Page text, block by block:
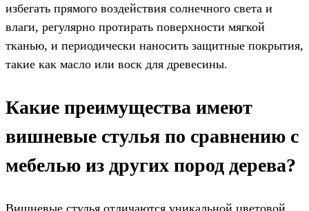
избегать прямого воздействия солнечного света и
влаги, регулярно протирать поверхности мягкой
тканью, и периодически наносить защитные покрытия,
такие как масло или воск для древесины.
Какие преимущества имеют
вишневые стулья по сравнению с
мебелью из других пород дерева?